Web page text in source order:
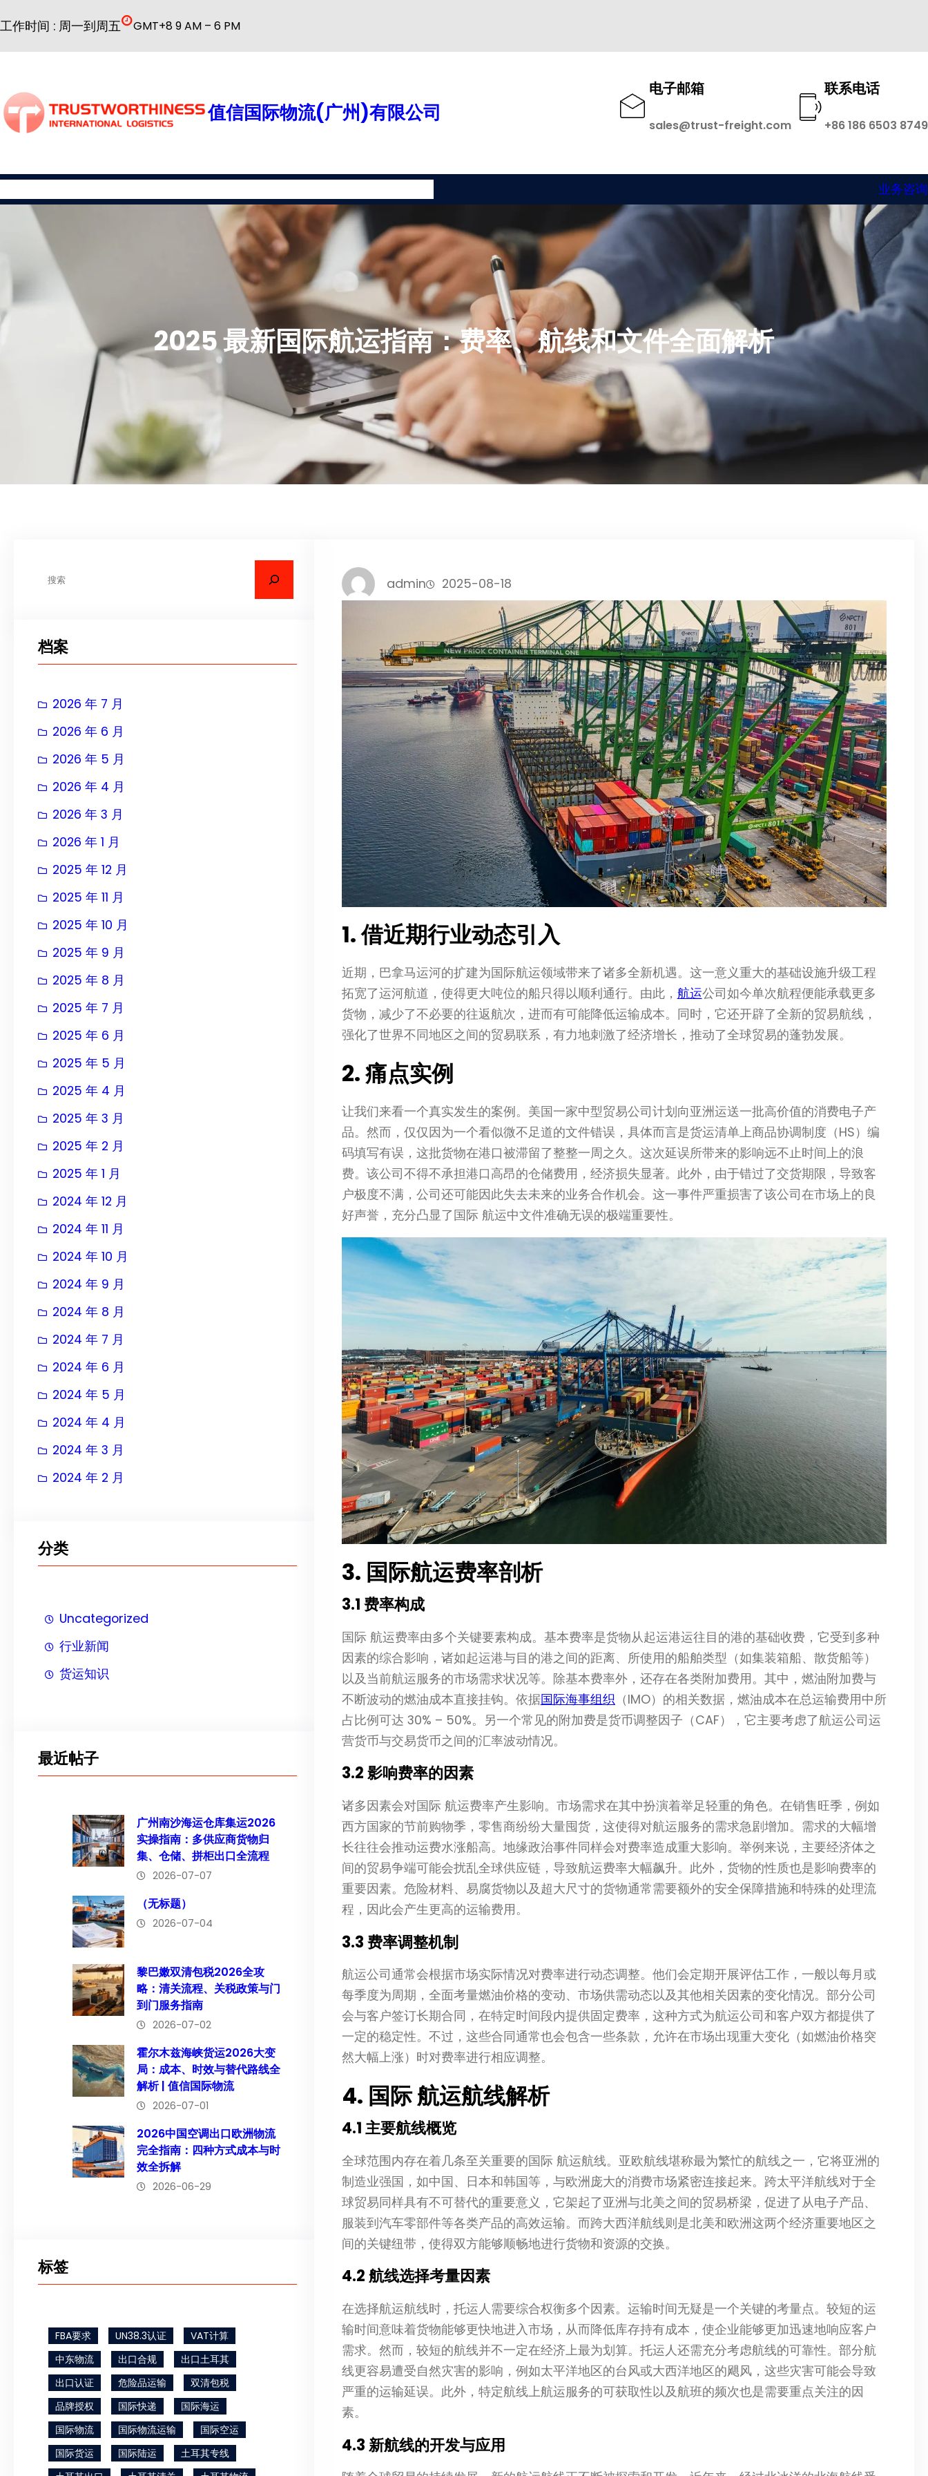
至
内
工作时间 : 周一到周五 GMT+8 9 AM – 6 PM
值信国际物流(广州)有限公司
电子邮箱
sales@trust-freight.com
联系电话
+86 186 6503 8749
业务咨询
2025 最新国际航运指南：费率、航线和文件全面解析
档案
2026 年 7 月
2026 年 6 月
2026 年 5 月
2026 年 4 月
2026 年 3 月
2026 年 1 月
2025 年 12 月
2025 年 11 月
2025 年 10 月
2025 年 9 月
2025 年 8 月
2025 年 7 月
2025 年 6 月
2025 年 5 月
2025 年 4 月
2025 年 3 月
2025 年 2 月
2025 年 1 月
2024 年 12 月
2024 年 11 月
2024 年 10 月
2024 年 9 月
2024 年 8 月
2024 年 7 月
2024 年 6 月
2024 年 5 月
2024 年 4 月
2024 年 3 月
2024 年 2 月
分类
Uncategorized
行业新闻
货运知识
最近帖子
广州南沙海运仓库集运2026
实操指南：多供应商货物归
集、仓储、拼柜出口全流程
2026-07-07
（无标题）
2026-07-04
黎巴嫩双清包税2026全攻
略：清关流程、关税政策与门
到门服务指南
2026-07-02
霍尔木兹海峡货运2026大变
局：成本、时效与替代路线全
解析 | 值信国际物流
2026-07-01
2026中国空调出口欧洲物流
完全指南：四种方式成本与时
效全拆解
2026-06-29
标签
FBA要求 UN38.3认证
VAT计算
中东物流
出口合规
出口土耳其
出口认证
危险品运输
双清包税
品牌授权
国际快递
国际海运
国际物流
国际物流运输
国际空运
国际货运
国际陆运
土耳其专线
admin 2025-08-18
1. 借近期行业动态引入
近期，巴拿马运河的扩建为国际航运领域带来了诸多全新机遇。这一意义重大的基础设施升级工程
拓宽了运河航道，使得更大吨位的船只得以顺利通行。由此， 航运公司如今单次航程便能承载更多
货物，减少了不必要的往返航次，进而有可能降低运输成本。同时，它还开辟了全新的贸易航线，
强化了世界不同地区之间的贸易联系，有力地刺激了经济增长，推动了全球贸易的蓬勃发展。
2. 痛点实例
让我们来看一个真实发生的案例。美国一家中型贸易公司计划向亚洲运送一批高价值的消费电子产
品。然而，仅仅因为一个看似微不足道的文件错误，具体而言是货运清单上商品协调制度（HS）编
码填写有误，这批货物在港口被滞留了整整一周之久。这次延误所带来的影响远不止时间上的浪
费。该公司不得不承担港口高昂的仓储费用，经济损失显著。此外，由于错过了交货期限，导致客
户极度不满，公司还可能因此失去未来的业务合作机会。这一事件严重损害了该公司在市场上的良
好声誉，充分凸显了国际 航运中文件准确无误的极端重要性。
3. 国际航运费率剖析
3.1 费率构成
国际 航运费率由多个关键要素构成。基本费率是货物从起运港运往目的港的基础收费，它受到多种
因素的综合影响，诸如起运港与目的港之间的距离、所使用的船舶类型（如集装箱船、散货船等）
以及当前航运服务的市场需求状况等。除基本费率外，还存在各类附加费用。其中，燃油附加费与
不断波动的燃油成本直接挂钩。依据国际海事组织 （IMO）的相关数据，燃油成本在总运输费用中所
占比例可达 30% – 50%。另一个常见的附加费是货币调整因子（CAF），它主要考虑了航运公司运
营货币与交易货币之间的汇率波动情况。
3.2 影响费率的因素
诸多因素会对国际 航运费率产生影响。市场需求在其中扮演着举足轻重的角色。在销售旺季，例如
西方国家的节前购物季，零售商纷纷大量囤货，这使得对航运服务的需求急剧增加。需求的大幅增
长往往会推动运费水涨船高。地缘政治事件同样会对费率造成重大影响。举例来说，主要经济体之
间的贸易争端可能会扰乱全球供应链，导致航运费率大幅飙升。此外，货物的性质也是影响费率的
重要因素。危险材料、易腐货物以及超大尺寸的货物通常需要额外的安全保障措施和特殊的处理流
程，因此会产生更高的运输费用。
3.3 费率调整机制
航运公司通常会根据市场实际情况对费率进行动态调整。他们会定期开展评估工作，一般以每月或
每季度为周期，全面考量燃油价格的变动、市场供需动态以及其他相关因素的变化情况。部分公司
会与客户签订长期合同，在特定时间段内提供固定费率，这种方式为航运公司和客户双方都提供了
一定的稳定性。不过，这些合同通常也会包含一些条款，允许在市场出现重大变化（如燃油价格突
然大幅上涨）时对费率进行相应调整。
4. 国际 航运航线解析
4.1 主要航线概览
全球范围内存在着几条至关重要的国际 航运航线。亚欧航线堪称最为繁忙的航线之一，它将亚洲的
制造业强国，如中国、日本和韩国等，与欧洲庞大的消费市场紧密连接起来。跨太平洋航线对于全
球贸易同样具有不可替代的重要意义，它架起了亚洲与北美之间的贸易桥梁，促进了从电子产品、
服装到汽车零部件等各类产品的高效运输。而跨大西洋航线则是北美和欧洲这两个经济重要地区之
间的关键纽带，使得双方能够顺畅地进行货物和资源的交换。
4.2 航线选择考量因素
在选择航运航线时，托运人需要综合权衡多个因素。运输时间无疑是一个关键的考量点。较短的运
输时间意味着货物能够更快地进入市场，从而降低库存持有成本，使企业能够更加迅速地响应客户
需求。然而，较短的航线并不一定在经济上最为划算。托运人还需充分考虑航线的可靠性。部分航
线更容易遭受自然灾害的影响，例如太平洋地区的台风或大西洋地区的飓风，这些灾害可能会导致
严重的运输延误。此外，特定航线上航运服务的可获取性以及航班的频次也是需要重点关注的因
素。
4.3 新航线的开发与应用